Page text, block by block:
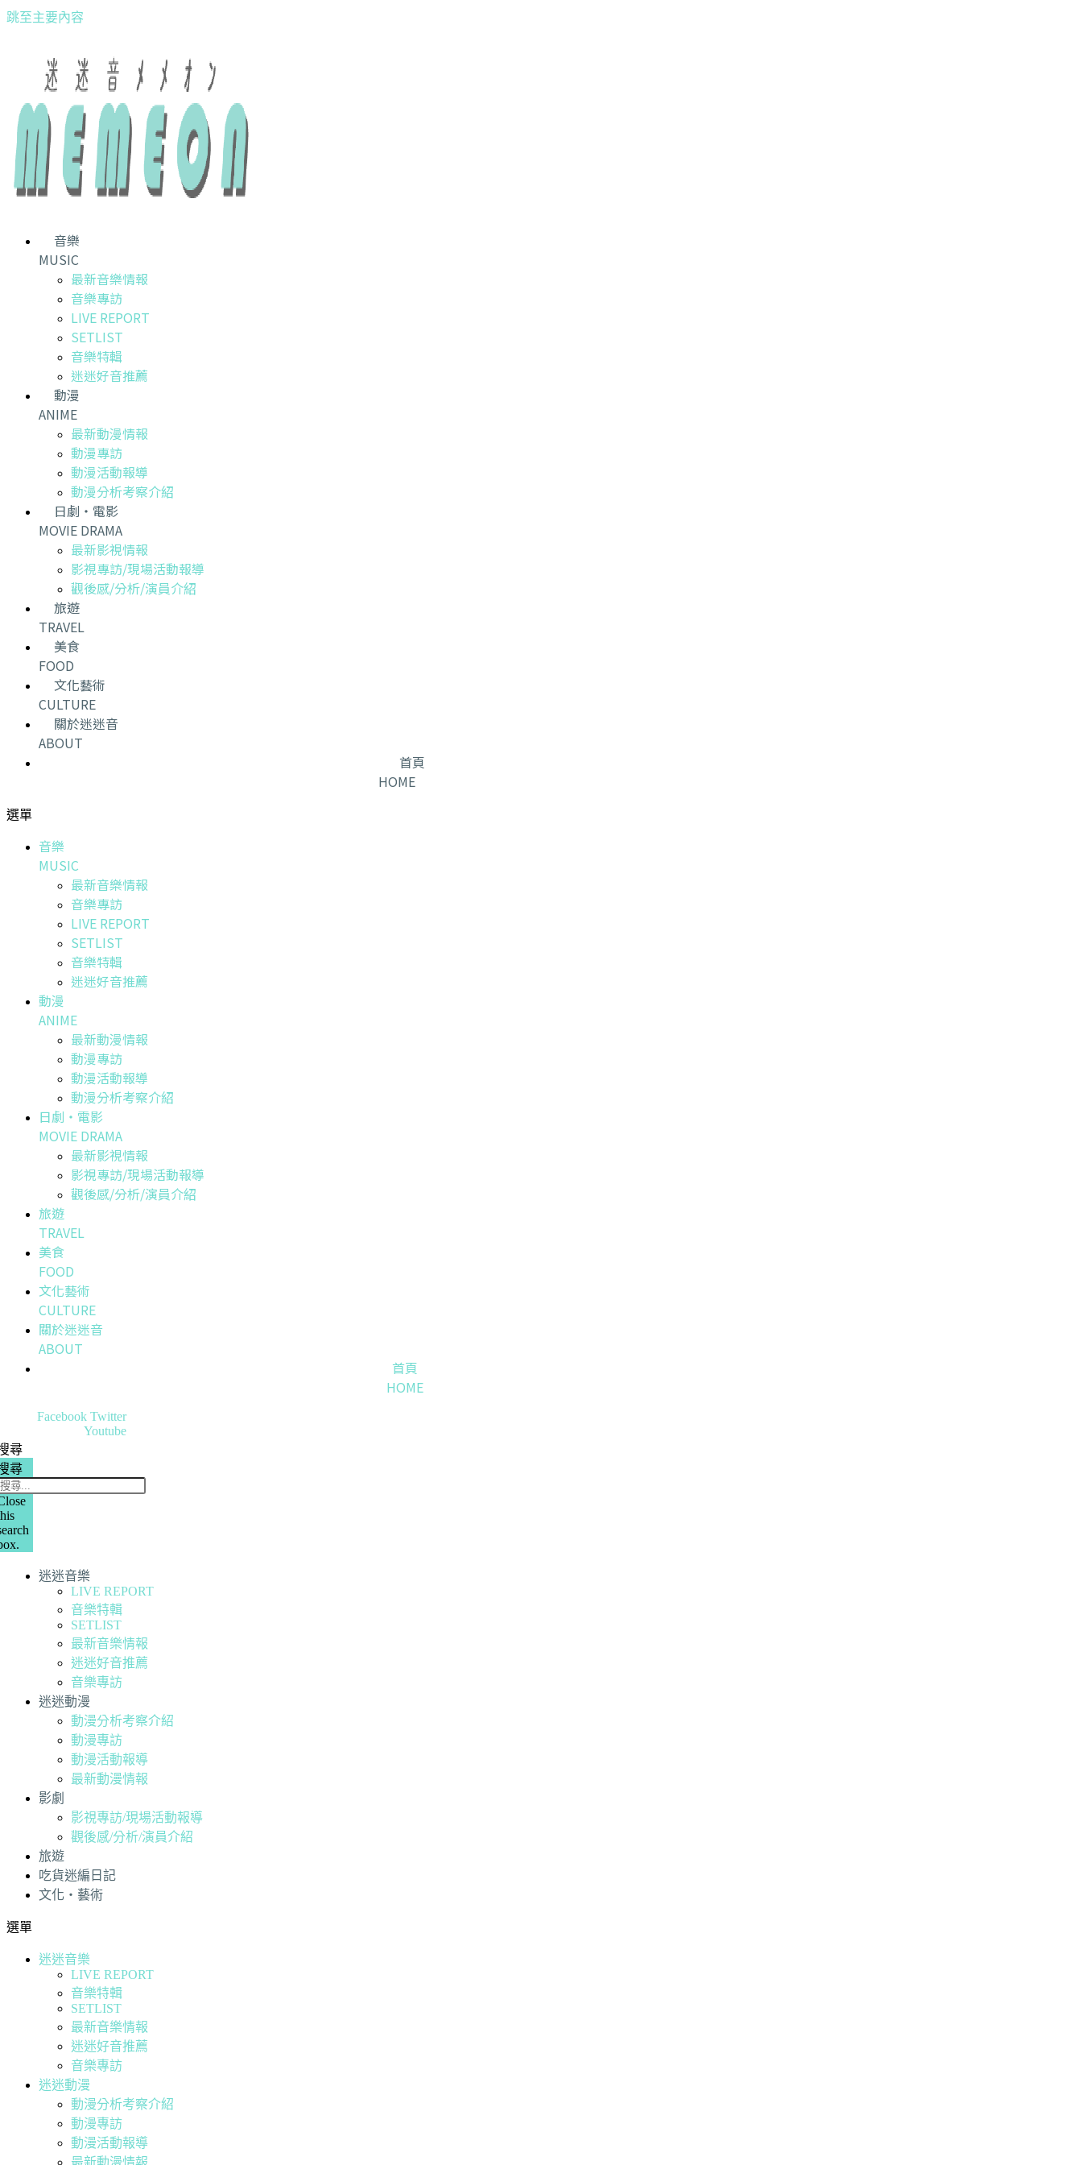
跳至主要內容
音樂
MUSIC
最新音樂情報
音樂專訪
LIVE REPORT
SETLIST
音樂特輯
迷迷好音推薦
動漫
ANIME
最新動漫情報
動漫專訪
動漫活動報導
動漫分析考察介紹
日劇・電影
MOVIE DRAMA
最新影視情報
影視專訪/現場活動報導
觀後感/分析/演員介紹
旅遊
TRAVEL
美食
FOOD
文化藝術
CULTURE
關於迷迷音
ABOUT
首頁
HOME
選單
音樂
MUSIC
最新音樂情報
音樂專訪
LIVE REPORT
SETLIST
音樂特輯
迷迷好音推薦
動漫
ANIME
最新動漫情報
動漫專訪
動漫活動報導
動漫分析考察介紹
日劇・電影
MOVIE DRAMA
最新影視情報
影視專訪/現場活動報導
觀後感/分析/演員介紹
旅遊
TRAVEL
美食
FOOD
文化藝術
CULTURE
關於迷迷音
ABOUT
首頁
HOME
Facebook Twitter
Youtube
尋
尋
迷迷音樂
LIVE REPORT
音樂特輯
SETLIST
最新音樂情報
迷迷好音推薦
音樂專訪
迷迷動漫
動漫分析考察介紹
動漫專訪
動漫活動報導
最新動漫情報
影劇
影視專訪/現場活動報導
觀後感/分析/演員介紹
旅遊
吃貨迷編日記
文化・藝術
選單
迷迷音樂
LIVE REPORT
音樂特輯
SETLIST
最新音樂情報
迷迷好音推薦
音樂專訪
迷迷動漫
動漫分析考察介紹
動漫專訪
動漫活動報導
最新動漫情報